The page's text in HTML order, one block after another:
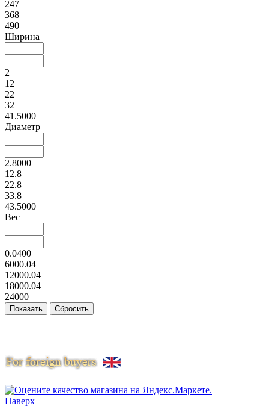
247
368
490
Ширина
2
12
22
32
41.5000
Диаметр
2.8000
12.8
22.8
33.8
43.5000
Вес
0.0400
6000.04
12000.04
18000.04
24000
Наверх